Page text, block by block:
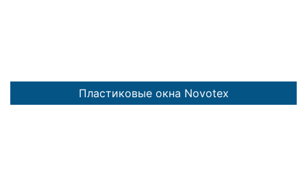
Пластиковые окна Novotex